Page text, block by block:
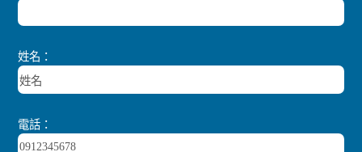
姓名：
電話：